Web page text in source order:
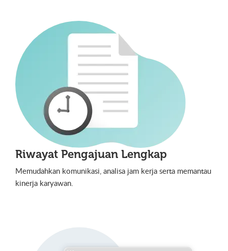
Riwayat Pengajuan Lengkap
Memudahkan komunikasi, analisa jam kerja serta memantau
kinerja karyawan.